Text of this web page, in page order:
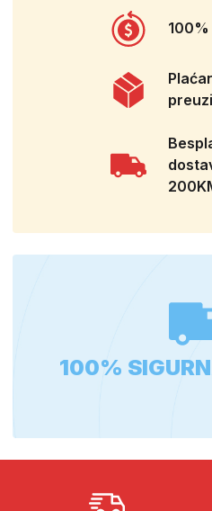
100%